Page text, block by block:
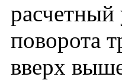
расчетный
поворота
вверх